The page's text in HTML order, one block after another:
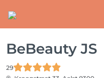
BeBeauty JS
29